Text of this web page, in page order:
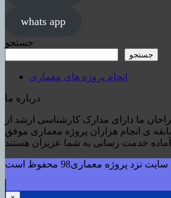
whats app
جستجو
جستجو
انجام پروژه های معماری
درباره ما
ما دارای مدارک کارشناسی ارشد از
ی انجام هزاران پروژه معماری موفق